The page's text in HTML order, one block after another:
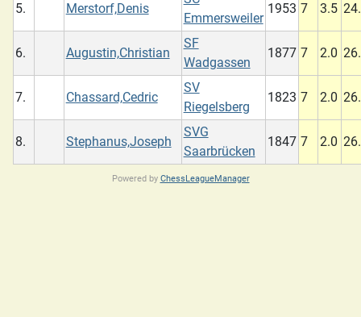
5. Merstorf,Denis
Emmersweiler
1953 7 3.5
6. Augustin,Christian
SF
Wadgassen
1877 7 2.0
7. Chassard,Cedric
SV
Riegelsberg
1823 7 2.0
8. Stephanus,Joseph
SVG
Saarbrücken
1847 7 2.0
Powered by ChessLeagueManager